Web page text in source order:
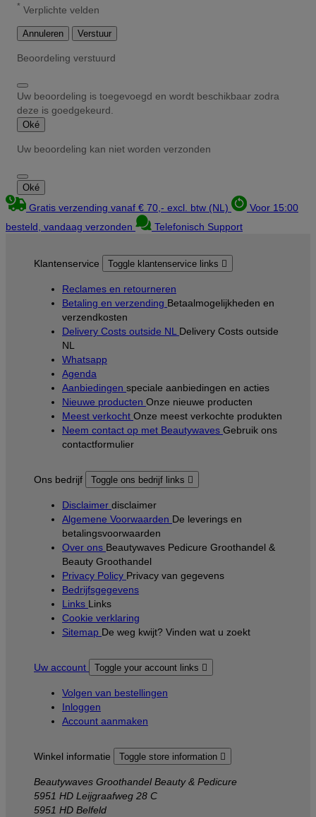
* Verplichte velden
Annuleren Verstuur
Beoordeling verstuurd
Uw beoordeling is toegevoegd en wordt beschikbaar zodra
deze is goedgekeurd.
Oké
Uw beoordeling kan niet worden verzonden
Oké
Gratis verzending vanaf € 70,- excl. btw (NL)
Voor 15:00
besteld, vandaag verzonden
Telefonisch Support
Klantenservice Toggle klantenservice links 
Reclames en retourneren
Betaling en verzending Betaalmogelijkheden en
verzendkosten
Delivery Costs outside NL Delivery Costs outside
NL
Whatsapp
Agenda
Aanbiedingen speciale aanbiedingen en acties
Nieuwe producten Onze nieuwe producten
Meest verkocht Onze meest verkochte produkten
Neem contact op met Beautywaves Gebruik ons
contactformulier
Ons bedrijf Toggle ons bedrijf links 
Disclaimer disclaimer
Algemene Voorwaarden De leverings en
betalingsvoorwaarden
Over ons Beautywaves Pedicure Groothandel &
Beauty Groothandel
Privacy Policy Privacy van gegevens
Bedrijfsgegevens
Links Links
Cookie verklaring
Sitemap De weg kwijt? Vinden wat u zoekt
Uw account Toggle your account links 
Volgen van bestellingen
Inloggen
Account aanmaken
Winkel informatie Toggle store information 
Beautywaves Groothandel Beauty & Pedicure
5951 HD Leijgraafweg 28 C
5951 HD Belfeld